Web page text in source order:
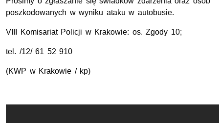
poszkodowanych w wyniku ataku w autobusie.
VIII Komisariat Policji w Krakowie: os. Zgody 10;
tel. /12/ 61 52 910
(KWP w Krakowie / kp)